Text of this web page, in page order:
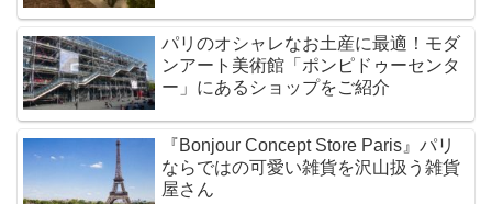
パリのオシャレなお土産に最適！モダ
ンアート美術館「ポンピドゥーセンタ
ー」にあるショップをご紹介
『Bonjour Concept Store Paris』パリ
ならではの可愛い雑貨を沢山扱う雑貨
屋さん